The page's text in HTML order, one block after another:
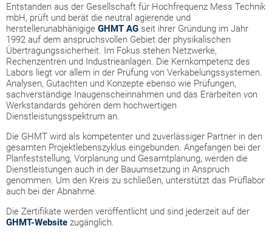
Entstanden aus der Gesellschaft für Hochfrequenz Mess Technik
mbH, prüft und berät die neutral agierende und
herstellerunabhänigige GHMT AG seit ihrer Gründung im Jahr
1992 auf dem anspruchsvollen Gebiet der physikalischen
Übertragungssicherheit. Im Fokus stehen Netzwerke,
Rechenzentren und Industrieanlagen. Die Kernkompetenz des
Labors liegt vor allem in der Prüfung von Verkabelungssystemen.
Analysen, Gutachten und Konzepte ebenso wie Prüfungen,
sachverständige Inaugenscheinnahmen und das Erarbeiten von
Werkstandards gehören dem hochwertigen
Dienstleistungsspektrum an.
Die GHMT wird als kompetenter und zuverlässiger Partner in den
gesamten Projektlebenszyklus eingebunden. Angefangen bei der
Planfeststellung, Vorplanung und Gesamtplanung, werden die
Dienstleistungen auch in der Bauumsetzung in Anspruch
genommen. Um den Kreis zu schließen, unterstützt das Prüflabor
auch bei der Abnahme.
Die Zertifikate werden veröffentlicht und sind jederzeit auf der
GHMT-Website zugänglich.